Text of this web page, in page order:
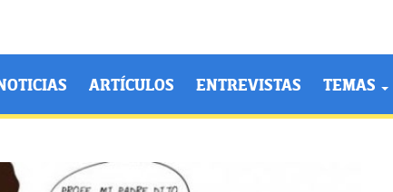
ARTÍCULOS ENTREVISTAS TEMAS